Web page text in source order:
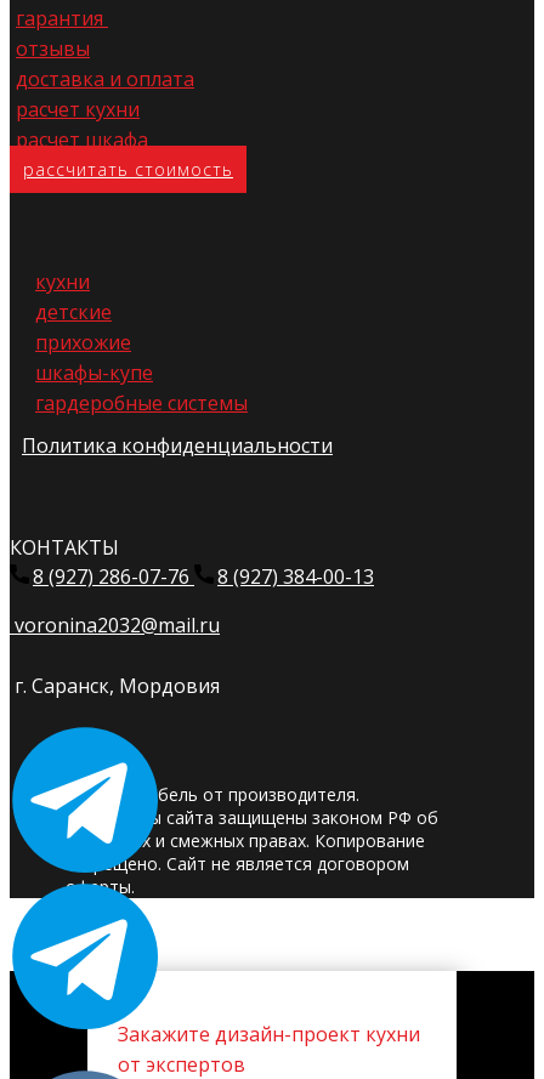
гарантия
отзывы
доставка и оплата
расчет кухни
расчет шкафа
расс​читать стоимость
кухни
детские
прихожие
шкафы-купе
гардеробные системы
Политика конфиденциальности
КОНТАКТЫ
8 (927) 286-07-76
8 (927) 384-00-13
voronina2032@mail.ru
г. Саранск, Мордовия
© 2025. Мебель от производителя.
Материалы сайта защищены законом РФ об
авторских и смежных правах. Копирование
запрещено. Сайт не является договором
оферты.
Закажите дизайн-проект кухни
от экспертов